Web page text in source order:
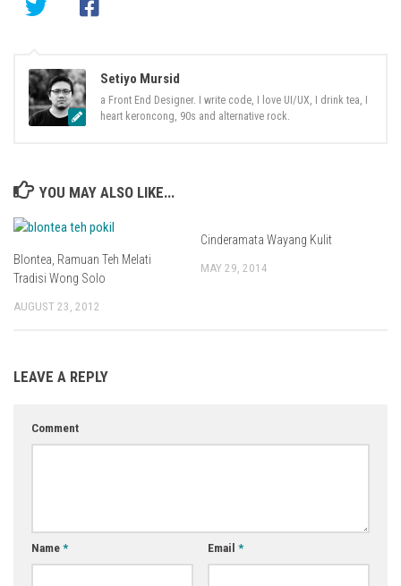
Setiyo Mursid
a Front End Designer. I write code, I love UI/UX, I drink tea, I
heart keroncong, 90s and alternative rock.
YOU MAY ALSO LIKE...
Blontea, Ramuan Teh Melati
Tradisi Wong Solo
AUGUST 23, 2012
Cinderamata Wayang Kulit
MAY 29, 2014
LEAVE A REPLY
Comment
Name * Email *